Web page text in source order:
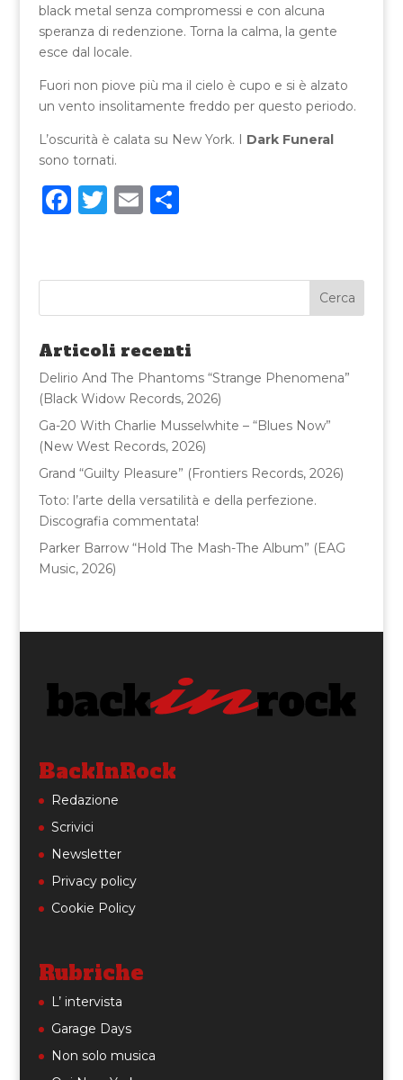
black metal senza compromessi e con alcuna
speranza di redenzione. Torna la calma, la gente
esce dal locale.
Fuori non piove più ma il cielo è cupo e si è alzato
un vento insolitamente freddo per questo periodo.
L’oscurità è calata su New York. I Dark Funeral
sono tornati.
F
e
b
o
o
k
T
te
r
E
l
C
di
vi
di
Articoli recenti
Delirio And The Phantoms “Strange Phenomena”
(Black Widow Records, 2026)
Ga-20 With Charlie Musselwhite – “Blues Now”
(New West Records, 2026)
Grand “Guilty Pleasure” (Frontiers Records, 2026)
Toto: l’arte della versatilità e della perfezione.
Discografia commentata!
Parker Barrow “Hold The Mash-The Album” (EAG
Music, 2026)
BackInRock
Redazione
Scrivici
Newsletter
Privacy policy
Cookie Policy
Rubriche
L’ intervista
Garage Days
Non solo musica